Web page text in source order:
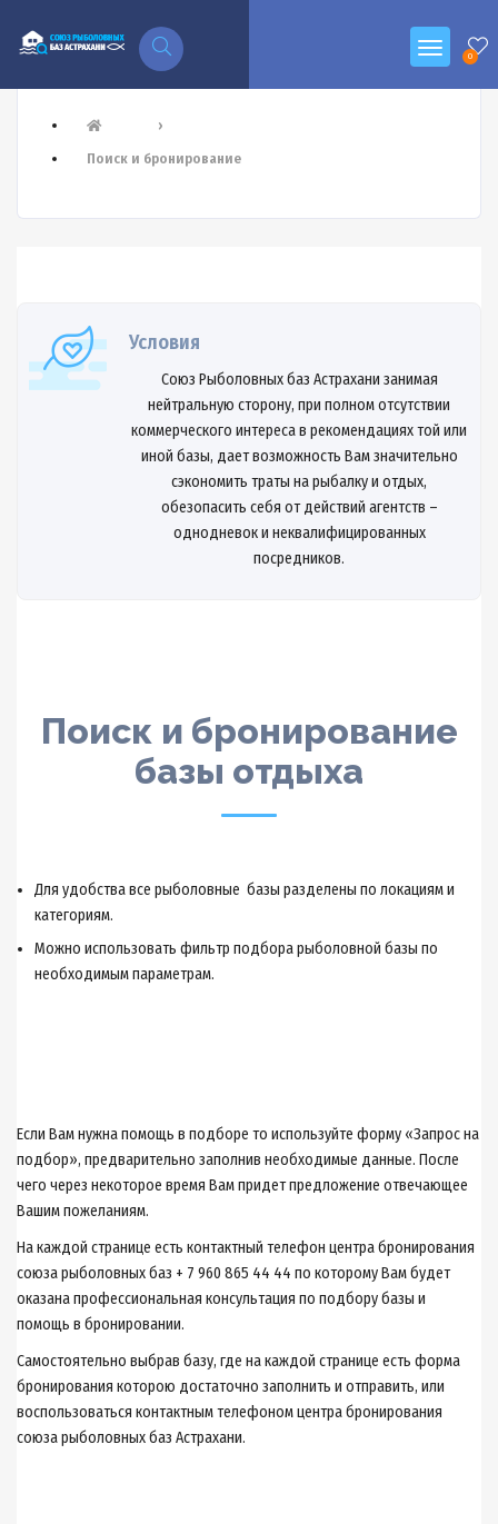
0
›
Поиск и бронирование
Условия
Союз Рыболовных баз Астрахани занимая
нейтральную сторону, при полном отсутствии
коммерческого интереса в рекомендациях той или
иной базы, дает возможность Вам значительно
сэкономить траты на рыбалку и отдых,
обезопасить себя от действий агентств –
однодневок и неквалифицированных
посредников.
Поиск и бронирование
базы отдыха
Для удобства все рыболовные базы разделены по локациям и
категориям.
Можно использовать фильтр подбора рыболовной базы по
необходимым параметрам.
Если Вам нужна помощь в подборе то используйте форму «Запрос на
подбор», предварительно заполнив необходимые данные. После
чего через некоторое время Вам придет предложение отвечающее
Вашим пожеланиям.
На каждой странице есть контактный телефон центра бронирования
союза рыболовных баз + 7 960 865 44 44 по которому Вам будет
оказана профессиональная консультация по подбору базы и
помощь в бронировании.
Самостоятельно выбрав базу, где на каждой странице есть форма
бронирования которою достаточно заполнить и отправить, или
воспользоваться контактным телефоном центра бронирования
союза рыболовных баз Астрахани.